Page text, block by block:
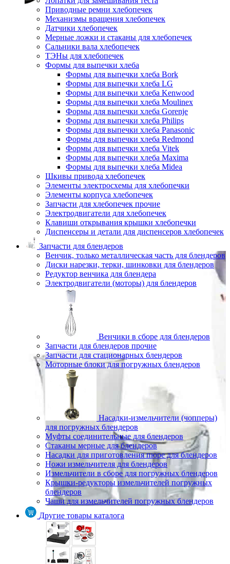
Приводные ремни хлебопечек
Механизмы вращения хлебопечек
Датчики хлебопечек
Мерные ложки и стаканы для хлебопечек
Сальники вала хлебопечек
ТЭНы для хлебопечек
Формы для выпечки хлеба
Формы для выпечки хлеба Bork
Формы для выпечки хлеба LG
Формы для выпечки хлеба Kenwood
Формы для выпечки хлеба Moulinex
Формы для выпечки хлеба Gorenje
Формы для выпечки хлеба Philips
Формы для выпечки хлеба Panasonic
Формы для выпечки хлеба Redmond
Формы для выпечки хлеба Vitek
Формы для выпечки хлеба Maxima
Формы для выпечки хлеба Midea
Шкивы привода хлебопечек
Элементы электросхемы для хлебопечки
Элементы корпуса хлебопечек
Запчасти для хлебопечек прочие
Электродвигатели для хлебопечек
Клавиши открывания крышки хлебопечки
Диспенсеры и детали для диспенсеров хлебопечек
Запчасти для блендеров
Венчик, только металлическая часть для блендеров
Диски нарезки, терки, шинковки для блендеров
Редуктор венчика для блендера
Электродвигатели (моторы) для блендеров
Венчики в сборе для блендеров
Запчасти для блендеров прочие
Запчасти для стационарных блендеров
Моторные блоки для погружных блендеров
Насадки-измельчители (чопперы)
для погружных блендеров
Муфты соединительные для блендеров
Стаканы мерные для блендеров
Насадки для приготовления пюре для блендеров
Ножи измельчителя для блендеров
Измельчители в сборе для погружных блендеров
Крышки-редукторы измельчителей погружных
блендеров
Чаши для измельчителей погружных блендеров
Другие товары каталога